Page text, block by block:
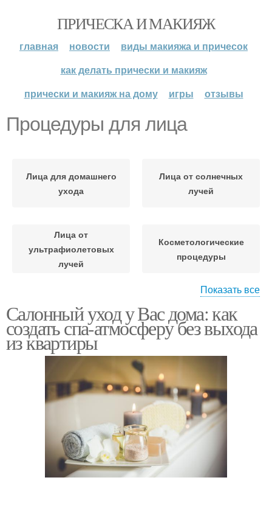
ПРИЧЕСКА И МАКИЯЖ
главная новости
виды макияжа и причесок
как делать прически и макияж
прически и макияж на дому
игры отзывы
Процедуры для лица
Лица для домашнего
ухода
Лица от солнечных
лучей
Лица от
ультрафиолетовых
лучей
Косметологические
процедуры
Осенние процедуры Уход за лицом
Показать все
Салонный уход у Вас дома: как
создать спа-атмосферу без выхода
из квартиры